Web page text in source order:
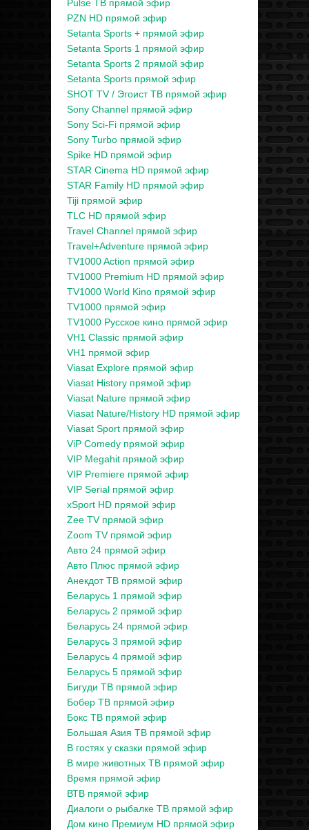
Pulse ТВ прямой эфир
PZN HD прямой эфир
Setanta Sports + прямой эфир
Setanta Sports 1 прямой эфир
Setanta Sports 2 прямой эфир
Setanta Sports прямой эфир
SHOT TV / Эгоист ТВ прямой эфир
Sony Channel прямой эфир
Sony Sci-Fi прямой эфир
Sony Turbo прямой эфир
Spike HD прямой эфир
STAR Cinema HD прямой эфир
STAR Family HD прямой эфир
Tiji прямой эфир
TLC HD прямой эфир
Travel Channel прямой эфир
Travel+Adventure прямой эфир
TV1000 Action прямой эфир
TV1000 Premium HD прямой эфир
TV1000 World Kino прямой эфир
TV1000 прямой эфир
TV1000 Русское кино прямой эфир
VH1 Classic прямой эфир
VH1 прямой эфир
Viasat Explore прямой эфир
Viasat History прямой эфир
Viasat Nature прямой эфир
Viasat Nature/History HD прямой эфир
Viasat Sport прямой эфир
ViP Comedy прямой эфир
VIP Megahit прямой эфир
VIP Premiere прямой эфир
VIP Serial прямой эфир
xSport HD прямой эфир
Zee TV прямой эфир
Zoom TV прямой эфир
Авто 24 прямой эфир
Авто Плюс прямой эфир
Анекдот ТВ прямой эфир
Беларусь 1 прямой эфир
Беларусь 2 прямой эфир
Беларусь 24 прямой эфир
Беларусь 3 прямой эфир
Беларусь 4 прямой эфир
Беларусь 5 прямой эфир
Бигуди ТВ прямой эфир
Бобер ТВ прямой эфир
Бокс ТВ прямой эфир
Большая Азия ТВ прямой эфир
В гостях у сказки прямой эфир
В мире животных ТВ прямой эфир
Время прямой эфир
ВТВ прямой эфир
Диалоги о рыбалке ТВ прямой эфир
Дом кино Премиум HD прямой эфир